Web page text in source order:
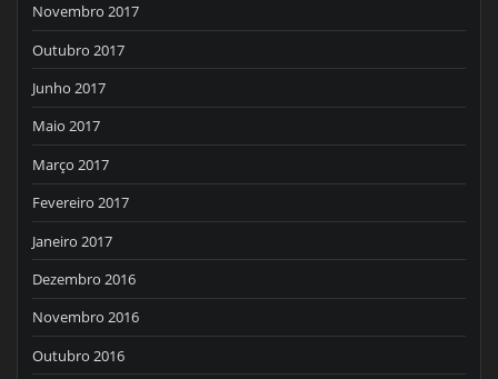
Novembro 2017
Outubro 2017
Junho 2017
Maio 2017
Março 2017
Fevereiro 2017
Janeiro 2017
Dezembro 2016
Novembro 2016
Outubro 2016